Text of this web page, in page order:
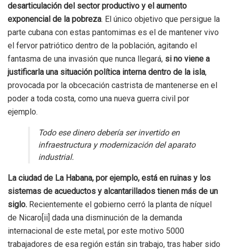
desarticulación del sector productivo y el aumento
exponencial de la pobreza. El único objetivo que persigue la
parte cubana con estas pantomimas es el de mantener vivo
el fervor patriótico dentro de la población, agitando el
fantasma de una invasión que nunca llegará, si no viene a
justificarla una situación política interna dentro de la isla,
provocada por la obcecación castrista de mantenerse en el
poder a toda costa, como una nueva guerra civil por
ejemplo.
Todo ese dinero debería ser invertido en
infraestructura y modernización del aparato
industrial.
La ciudad de La Habana, por ejemplo, está en ruinas y los
sistemas de acueductos y alcantarillados tienen más de un
siglo. Recientemente el gobierno cerró la planta de níquel
de Nicaro[ii] dada una disminución de la demanda
internacional de este metal, por este motivo 5000
trabajadores de esa región están sin trabajo, tras haber sido